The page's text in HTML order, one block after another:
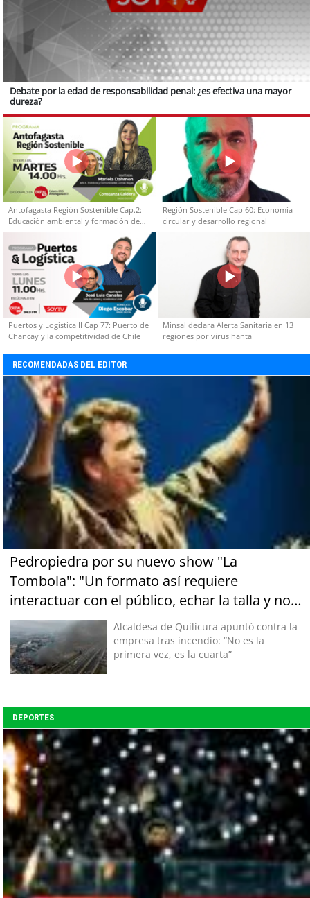
Debate por la edad de responsabilidad penal: ¿es efectiva una mayor
dureza?
Antofagasta Región Sostenible Cap.2:
Educación ambiental y formación de
capacidades técnicas
Región Sostenible Cap 60: Economía
circular y desarrollo regional
Puertos y Logística II Cap 77: Puerto de
Chancay y la competitividad de Chile
Minsal declara Alerta Sanitaria en 13
regiones por virus hanta
RECOMENDADAS DEL EDITOR
Pedropiedra por su nuevo show "La
Tombola": "Un formato así requiere
interactuar con el público, echar la talla y no
tener miedo a equivocarse"Alcaldesa de Quilicura apuntó contra la
empresa tras incendio: “No es la
primera vez, es la cuarta”
DEPORTES